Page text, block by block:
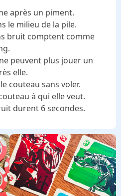
après un piment.
le milieu de la pile.
bruit comptent comme
peuvent plus jouer un
elle.
couteau sans voler.
à qui elle veut.
durent 6 secondes.